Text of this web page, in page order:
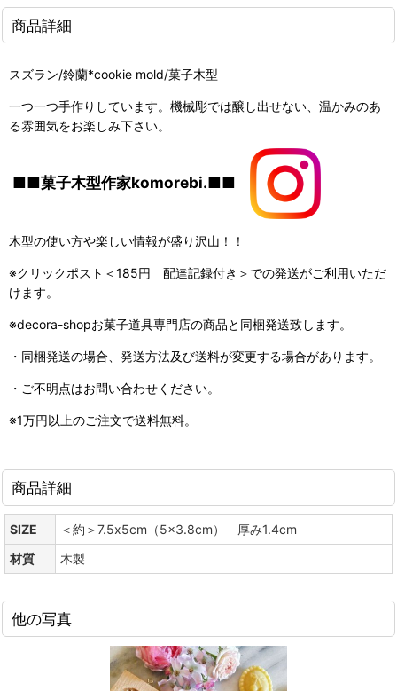
商品詳細
スズラン/鈴蘭*cookie mold/菓子木型
一つ一つ手作りしています。機械彫では醸し出せない、温かみのあ
る雰囲気をお楽しみ下さい。
■■菓子木型作家komorebi.■■
木型の使い方や楽しい情報が盛り沢山！！
※クリックポスト＜185円 配達記録付き＞での発送がご利用いただ
けます。
※decora-shopお菓子道具専門店の商品と同梱発送致します。
・同梱発送の場合、発送方法及び送料が変更する場合があります。
・ご不明点はお問い合わせください。
※1万円以上のご注文で送料無料。
商品詳細
SIZE
＜約＞7.5x5cm（5x3.8cm） 厚み1.4cm
材質
木製
他の写真